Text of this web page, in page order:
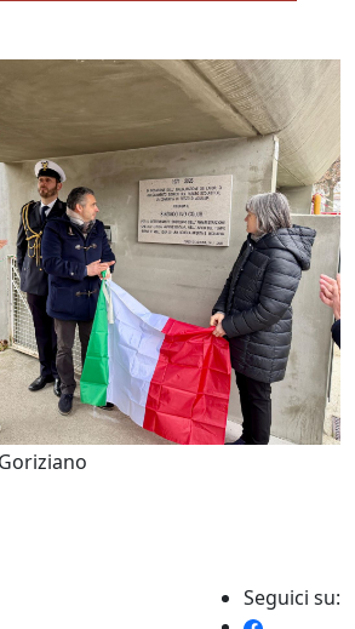
Seguici su: